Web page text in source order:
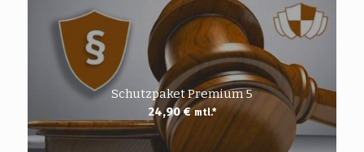
Schutzpaket Premium 5
24,90€ mtl.*